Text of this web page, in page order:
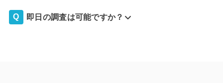
即日の調査は可能ですか？